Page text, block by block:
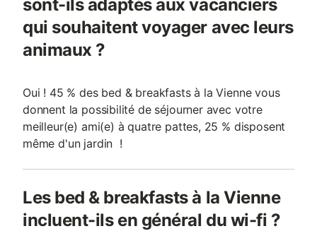
sont-ils adaptés aux vacanciers
qui souhaitent voyager avec leurs
animaux ?
Oui ! 45 % des bed & breakfasts à la Vienne vous
donnent la possibilité de séjourner avec votre
meilleur(e) ami(e) à quatre pattes, 25 % disposent
même d'un jardin !
Les bed & breakfasts à la Vienne
incluent-ils en général du wi-fi ?